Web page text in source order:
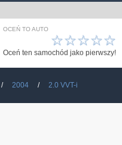
OCEŃ TO AUTO
☆
☆
☆
☆
☆
Oceń ten samochód jako pierwszy!
2004 2.0 VVT-i